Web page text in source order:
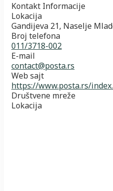
Kontakt Informacije
Lokacija
Gandijeva 21, Naselje
Broj telefona
011/3718-002
E-mail
contact@posta.rs
Web sajt
https://www.posta.rs/
Društvene mreže
Lokacija